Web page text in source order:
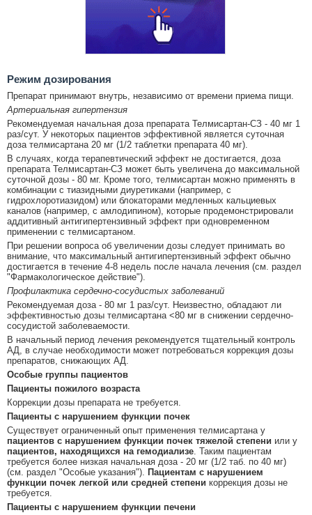
Режим дозирования
Препарат принимают внутрь, независимо от времени приема пищи.
Артериальная гипертензия
Рекомендуемая начальная доза препарата Телмисартан-СЗ - 40 мг 1
раз/сут. У некоторых пациентов эффективной является суточная
доза телмисартана 20 мг (1/2 таблетки препарата 40 мг).
В случаях, когда терапевтический эффект не достигается, доза
препарата Телмисартан-СЗ может быть увеличена до максимальной
суточной дозы - 80 мг. Кроме того, телмисартан можно применять в
комбинации с тиазидными диуретиками (например, с
гидрохлоротиазидом) или блокаторами медленных кальциевых
каналов (например, с амлодипином), которые продемонстрировали
аддитивный антигипертензивный эффект при одновременном
применении с телмисартаном.
При решении вопроса об увеличении дозы следует принимать во
внимание, что максимальный антигипертензивный эффект обычно
достигается в течение 4-8 недель после начала лечения (см. раздел
"Фармакологическое действие").
Профилактика сердечно-сосудистых заболеваний
Рекомендуемая доза - 80 мг 1 раз/сут. Неизвестно, обладают ли
эффективностью дозы телмисартана <80 мг в снижении сердечно-
сосудистой заболеваемости.
В начальный период лечения рекомендуется тщательный контроль
АД, в случае необходимости может потребоваться коррекция дозы
препаратов, снижающих АД.
Особые группы пациентов
Пациенты пожилого возраста
Коррекции дозы препарата не требуется.
Пациенты с нарушением функции почек
Существует ограниченный опыт применения телмисартана у
пациентов с нарушением функции почек тяжелой степени или у
пациентов, находящихся на гемодиализе. Таким пациентам
требуется более низкая начальная доза - 20 мг (1/2 таб. по 40 мг)
(см. раздел "Особые указания"). Пациентам с нарушением
функции почек легкой или средней степени коррекция дозы не
требуется.
Пациенты с нарушением функции печени